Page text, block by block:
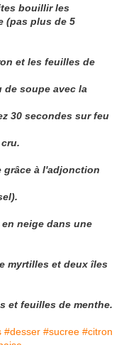
bouillir les
(pas plus de 5
et les feuilles de
de soupe avec la
30 secondes sur feu
grâce à l'adjonction
neige dans une
myrtilles et deux îles
et feuilles de menthe.
#sucree #citron